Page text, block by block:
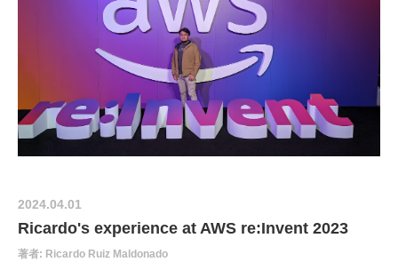
2024.04.01
Ricardo's experience at AWS re:Invent 2023
著者: Ricardo Ruiz Maldonado